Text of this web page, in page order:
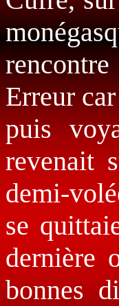
Erreur
puis
revenait
demi-
se
dernière
bonnes